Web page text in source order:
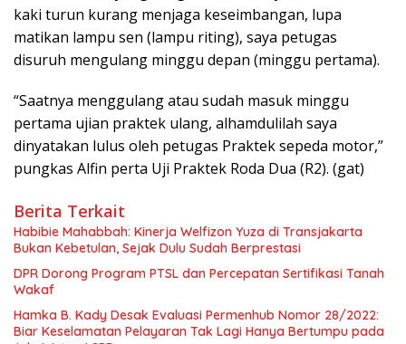
kaki turun kurang menjaga keseimbangan, lupa
matikan lampu sen (lampu riting), saya petugas
disuruh mengulang minggu depan (minggu pertama).
“Saatnya menggulang atau sudah masuk minggu
pertama ujian praktek ulang, alhamdulilah saya
dinyatakan lulus oleh petugas Praktek sepeda motor,”
pungkas Alfin perta Uji Praktek Roda Dua (R2). (gat)
Berita Terkait
Habibie Mahabbah: Kinerja Welfizon Yuza di Transjakarta
Bukan Kebetulan, Sejak Dulu Sudah Berprestasi
DPR Dorong Program PTSL dan Percepatan Sertifikasi Tanah
Wakaf
Hamka B. Kady Desak Evaluasi Permenhub Nomor 28/2022:
Biar Keselamatan Pelayaran Tak Lagi Hanya Bertumpu pada